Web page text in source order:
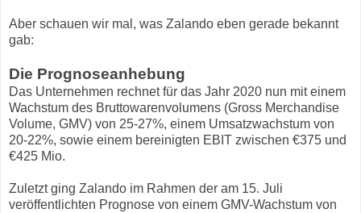
Aber schauen wir mal, was Zalando eben gerade bekannt
gab:
Die Prognoseanhebung
Das Unternehmen rechnet für das Jahr 2020 nun mit einem
Wachstum des Bruttowarenvolumens (Gross Merchandise
Volume, GMV) von 25-27%, einem Umsatzwachstum von
20-22%, sowie einem bereinigten EBIT zwischen €375 und
€425 Mio.
Zuletzt ging Zalando im Rahmen der am 15. Juli
veröffentlichten Prognose von einem GMV-Wachstum von